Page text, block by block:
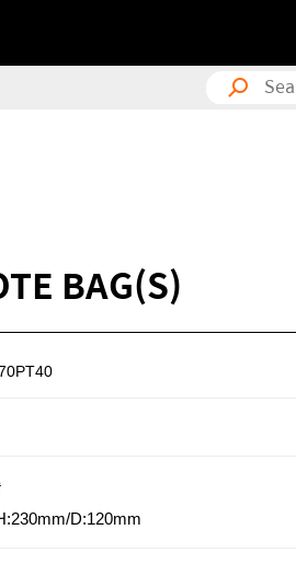
BAG(S)
D:120mm